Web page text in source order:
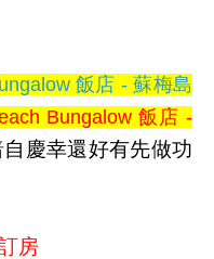
飯店 - 蘇梅島
Bungalow 飯店 -
慶幸還好有先做功
房